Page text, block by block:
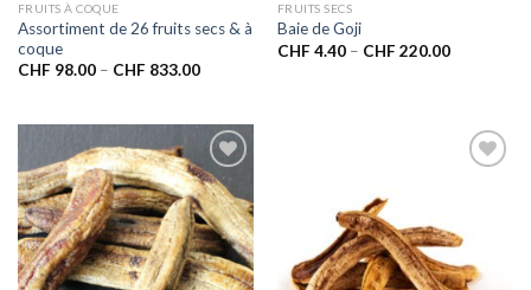
FRUITS À COQUE
Assortiment de 26 fruits secs & à
coque
CHF 98.00– CHF 833.00
FRUITS SECS
Baie de Goji
CHF 4.40– CHF 220.00
Ajouter
à la liste
de
souhaits
souhaits